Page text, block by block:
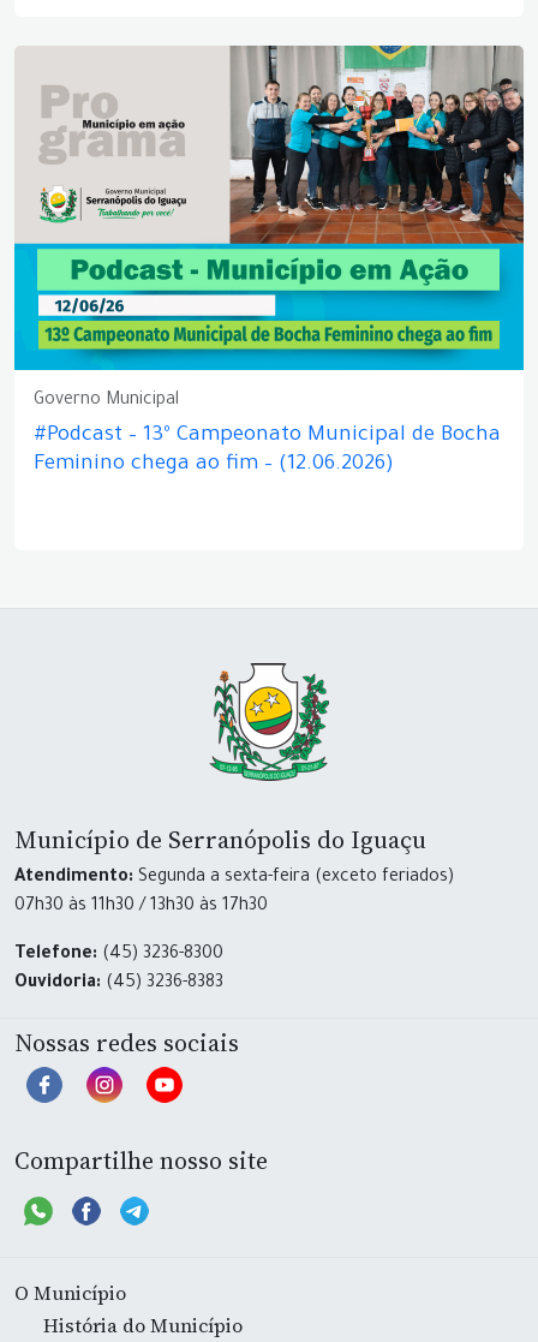
Governo Municipal
#Podcast – 13º Campeonato Municipal de Bocha
Feminino chega ao fim – (12.06.2026)
Município de Serranópolis do Iguaçu
Atendimento: Segunda a sexta-feira (exceto feriados)
07h30 às 11h30 / 13h30 às 17h30
Telefone: (45) 3236-8300
Ouvidoria: (45) 3236-8383
Nossas redes sociais
Compartilhe nosso site
O Município
História do Município